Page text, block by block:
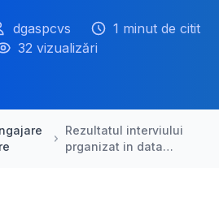
dgaspcvs
1 minut de citit
32 vizualizări
Rezultatul interviului
prganizat in data…